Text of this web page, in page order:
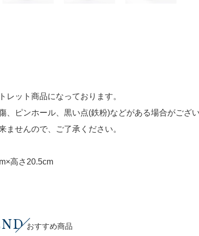
レット商品になっております。
、ピンホール、黒い点(鉄粉)などがある場合がござ
ませんので、ご了承ください。
高さ20.5cm
おすすめ商品